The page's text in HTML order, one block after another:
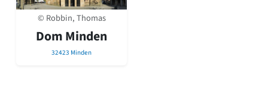
David Chipperfield
Harald Deilmann
Gottfried Böhm
Schneider von Esleben
Peter Behrens
© Robbin, Thomas
Dom Minden
32423 Minden